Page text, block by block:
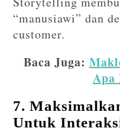
“manusiawi” dan
customer.
Baca Juga:
Apa
7.
Untuk